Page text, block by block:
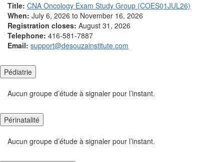
Title: CNA Oncology Exam Study Group (COES01JUL26)
When: July 6, 2026 to November 16, 2026
Registration closes: August 31, 2026
Telephone: 416-581-7887
Email: support@desouzainstitute.com
Pédiatrie
Aucun groupe d’étude à signaler pour l’instant.
Périnatalité
Aucun groupe d’étude à signaler pour l’instant.